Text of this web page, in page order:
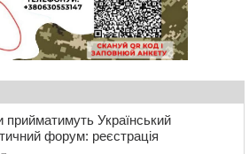
здобули нагороди української
відділу освіти
з полеглим на Курщині
підтвердив стягнення майже 250
прийматимуть Український
форум: реєстрація